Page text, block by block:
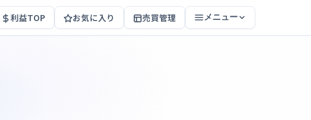
利益TOP お気に入り 売買管理 メニュー